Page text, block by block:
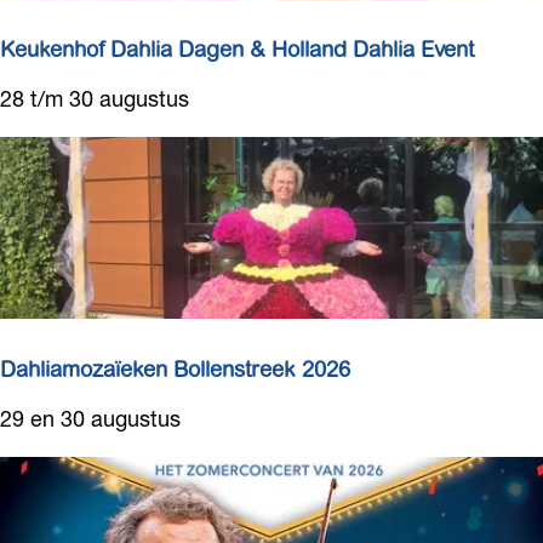
:Keukenhof Dahlia Dagen & Holland Dahlia Event
K
u
k
e
n
h
o
D
h
l
28 t/m 30 augustus
Dahliamozaïeken Bollenstreek 2026
D
29 en 30 augustus